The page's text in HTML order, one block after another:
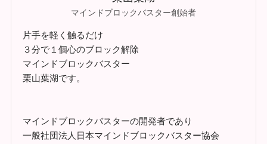
マインドブロックバスター創始者
片手を軽く触るだけ
３分で１個心のブロック解除
マインドブロックバスター
栗山葉湖です。
マインドブロックバスターの開発者であり
一般社団法人日本マインドブロックバスター協会